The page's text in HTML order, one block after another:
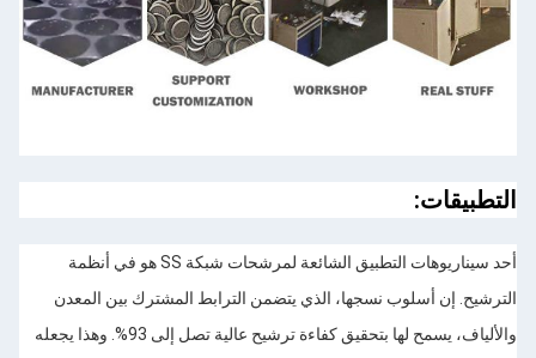
التطبيقات:
أحد سيناريوهات التطبيق الشائعة لمرشحات شبكة SS هو في أنظمة
الترشيح. إن أسلوب نسجها، الذي يتضمن الترابط المشترك بين المعدن
والألياف، يسمح لها بتحقيق كفاءة ترشيح عالية تصل إلى 93%. وهذا يجعله